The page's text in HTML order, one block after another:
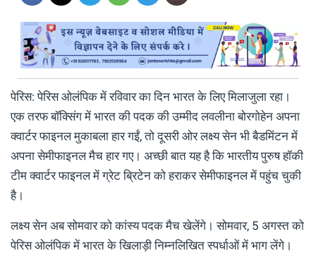
पेरिस: पेरिस ओलंपिक में रविवार का दिन भारत के लिए मिलाजुला रहा।
एक तरफ बॉक्सिंग में भारत की पदक की उम्मीद लवलीना बोरगोहेन अपना
क्वार्टर फाइनल मुकाबला हार गईं, तो दूसरी ओर लक्ष्य सेन भी बैडमिंटन में
अपना सेमीफाइनल मैच हार गए। अच्छी बात यह है कि भारतीय पुरुष हॉकी
टीम क्वार्टर फाइनल में ग्रेट ब्रिटेन को हराकर सेमीफाइनल में पहुंच चुकी
है।
लक्ष्य सेन अब सोमवार को कांस्य पदक मैच खेलेंगे। सोमवार, 5 अगस्त को
पेरिस ओलंपिक में भारत के खिलाड़ी निम्नलिखित स्पर्धाओं में भाग लेंगे।